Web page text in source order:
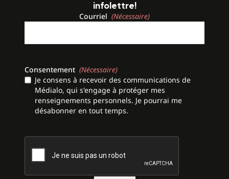
infolettre!
Courriel (Nécessaire)
Consentement (Nécessaire)
Je consens à recevoir des communications de
Médialo, qui s'engage à protéger mes
renseignements personnels. Je pourrai me
désabonner en tout temps.
CAPTCHA